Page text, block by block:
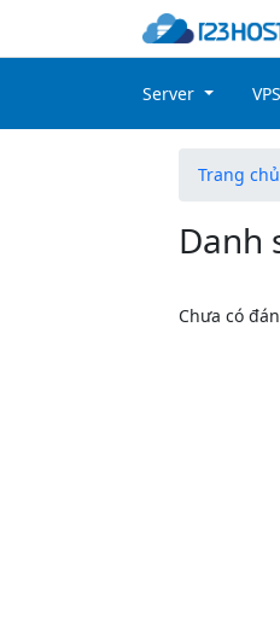
Server VPS
Trang chủ
Danh
Chưa có